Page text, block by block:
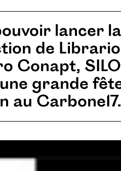
lancer la
de
Conapt, SILO
grande
au Carbone17.